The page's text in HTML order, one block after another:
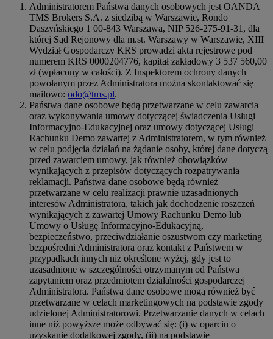
Administratorem Państwa danych osobowych jest OANDA
TMS Brokers S.A. z siedzibą w Warszawie, Rondo
Daszyńskiego 1 00-843 Warszawa, NIP 526-275-91-31, dla
której Sąd Rejonowy dla m.st. Warszawy w Warszawie, XIII
Wydział Gospodarczy KRS prowadzi akta rejestrowe pod
numerem KRS 0000204776, kapitał zakładowy 3 537 560,00
zł (wpłacony w całości). Z Inspektorem ochrony danych
powołanym przez Administratora można skontaktować się
mailowo: odo@tms.pl.
Państwa dane osobowe będą przetwarzane w celu zawarcia
oraz wykonywania umowy dotyczącej świadczenia Usługi
Informacyjno-Edukacyjnej oraz umowy dotyczącej Usługi
Rachunku Demo zawartej z Administratorem, w tym również
w celu podjęcia działań na żądanie osoby, której dane dotyczą
przed zawarciem umowy, jak również obowiązków
wynikających z przepisów dotyczących rozpatrywania
reklamacji. Państwa dane osobowe będą również
przetwarzane w celu realizacji prawnie uzasadnionych
interesów Administratora, takich jak dochodzenie roszczeń
wynikających z zawartej Umowy Rachunku Demo lub
Umowy o Usługę Informacyjno-Edukacyjną,
bezpieczeństwo, przeciwdziałanie oszustwom czy marketing
bezpośredni Administratora oraz kontakt z Państwem w
przypadkach innych niż określone wyżej, gdy jest to
uzasadnione w szczególności otrzymanym od Państwa
zapytaniem oraz przedmiotem działalności gospodarczej
Administratora. Państwa dane osobowe mogą również być
przetwarzane w celach marketingowych na podstawie zgody
udzielonej Administratorowi. Przetwarzanie danych w celach
inne niż powyższe może odbywać się: (i) w oparciu o
uzyskanie dodatkowej zgody, (ii) na podstawie